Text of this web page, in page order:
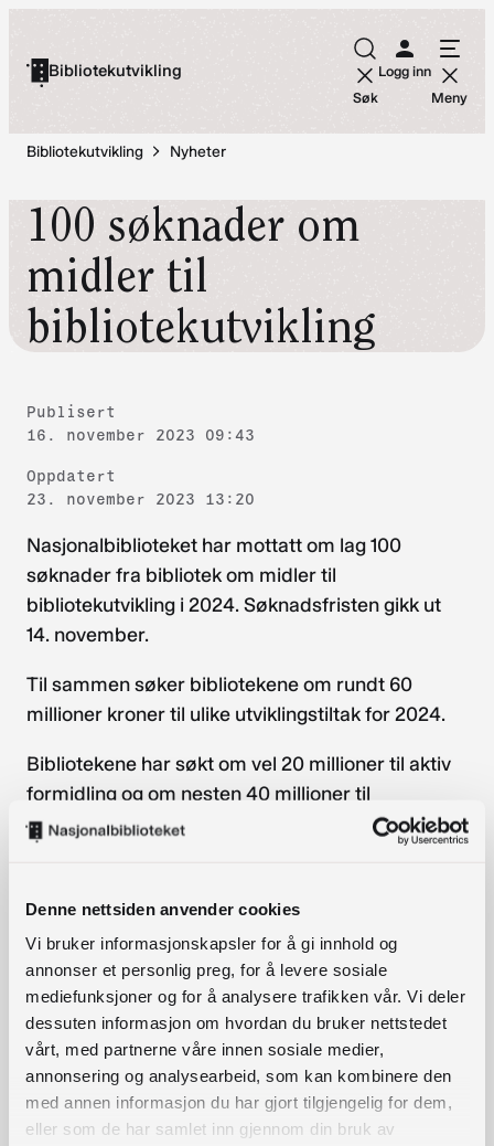
Denne nettsiden anvender cookies
Vi bruker informasjonskapsler for å gi innhold og
annonser et personlig preg, for å levere sosiale
mediefunksjoner og for å analysere trafikken vår. Vi deler
dessuten informasjon om hvordan du bruker nettstedet
vårt, med partnerne våre innen sosiale medier,
annonsering og analysearbeid, som kan kombinere den
med annen informasjon du har gjort tilgjengelig for dem,
eller som de har samlet inn gjennom din bruk av
innholdBibliotekutvikling
Søk
Logg inn
Meny
Bibliotekutvikling Nyheter
100 søknader om
midler til
bibliotekutvikling
Publisert
16. november 2023 09:43
Oppdatert
23. november 2023 13:20
Nasjonalbiblioteket har mottatt om lag 100
søknader fra bibliotek om midler til
bibliotekutvikling i 2024. Søknadsfristen gikk ut
14. november.
Til sammen søker bibliotekene om rundt 60
millioner kroner til ulike utviklingstiltak for 2024.
Bibliotekene har søkt om vel 20 millioner til aktiv
formidling og om nesten 40 millioner til
utviklingsprosjekter. Det er omtrent like mange
søknader om midler til utviklingsprosjekter som til
Nasjonalbiblioteket tar sikte på å behandle
søknadene og informere om tildeling i løpet av
januar 2024. Tildelingsbrevet til de som mottar
utviklingsmidler blir trolig sendt ut i februar, og vi
tar sikte på å betale ut midlene i løpet av
sommeren, senest 1. september.
Prosjekt- og utviklingsmidlene skal stimulere til